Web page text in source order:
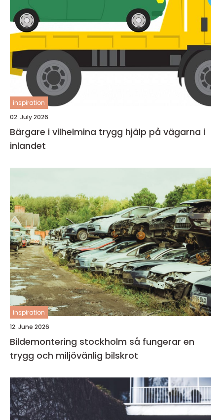
inspiration
02. July 2026
Bärgare i vilhelmina trygg hjälp på vägarna i
inlandet
inspiration
12. June 2026
Bildemontering stockholm så fungerar en
trygg och miljövänlig bilskrot